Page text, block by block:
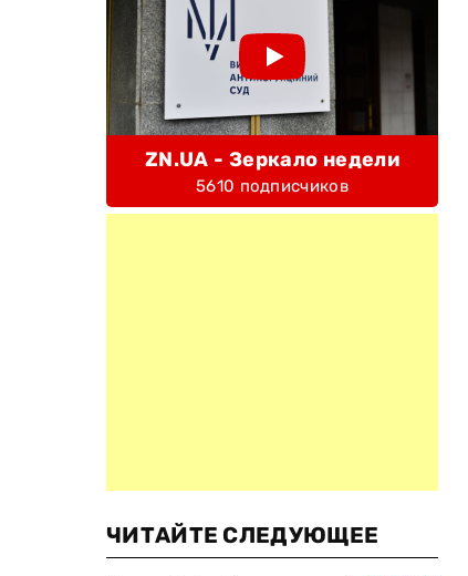
ZN.UA - Зеркало недели
5610 подписчиков
ЧИТАЙТЕ СЛЕДУЮЩЕЕ